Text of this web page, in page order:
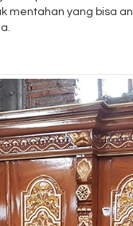
mentahan yang bisa